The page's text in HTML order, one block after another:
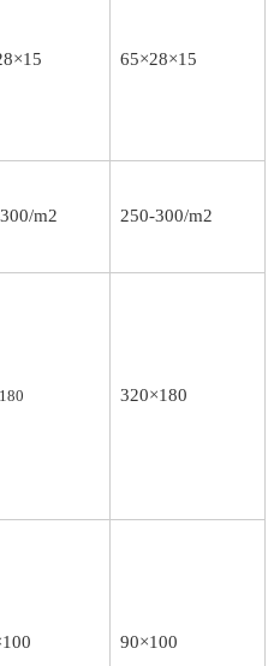
65×28×15
m2 250-300/m2
320×180
90×100